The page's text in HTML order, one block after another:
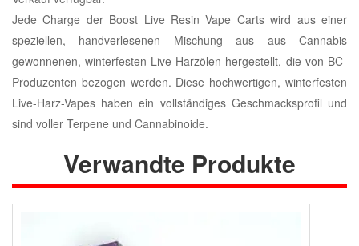
Jede Charge der Boost Live Resin Vape Carts wird aus einer
speziellen, handverlesenen Mischung aus aus Cannabis
gewonnenen, winterfesten Live-Harzölen hergestellt, die von BC-
Produzenten bezogen werden. Diese hochwertigen, winterfesten
Live-Harz-Vapes haben ein vollständiges Geschmacksprofil und
sind voller Terpene und Cannabinoide.
Verwandte Produkte